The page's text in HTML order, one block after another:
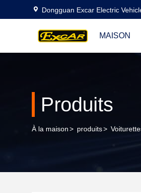
Dongguan Excar Electric
MAISON
Produits
À la maison> produits>